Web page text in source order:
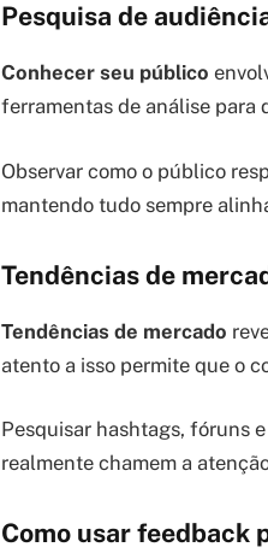
Pesquisa de
Conhecer seu público
ferramentas de análise para
Observar como o público
mantendo tudo sempre
Tendências de
Tendências de mercado
atento a isso permite que o
Pesquisar hashtags, fóruns
realmente chamem a
Como usar feedback